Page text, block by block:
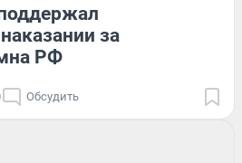
за
РФ
Обсудить